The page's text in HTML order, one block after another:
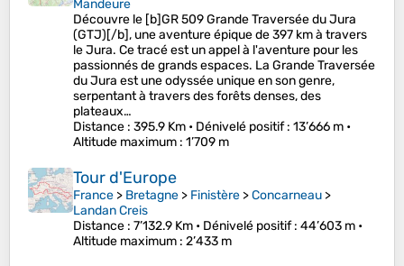
Mandeure
Découvre le [b]GR 509 Grande Traversée du Jura
(GTJ)[/b], une aventure épique de 397 km à travers
le Jura. Ce tracé est un appel à l'aventure pour les
passionnés de grands espaces. La Grande Traversée
du Jura est une odyssée unique en son genre,
serpentant à travers des forêts denses, des
plateaux…
Distance : 395.9 Km • Dénivelé positif: 13’666 m •
Altitude maximum : 1’709 m
Tour d'Europe
France > Bretagne > Finistère >Concarneau >
Landan Creis
Distance : 7’132.9 Km • Dénivelé positif: 44’603 m •
Altitude maximum : 2’433 m